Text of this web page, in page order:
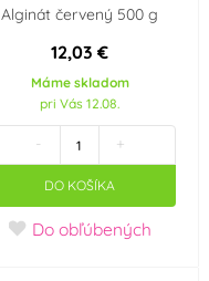
Česká republika
Francie
Holandsko
Alginát červený 500 g
12,03 €
Máme skladom
pri Vás 12.08.
- +
DO KOŠÍKA
Do obľúbených